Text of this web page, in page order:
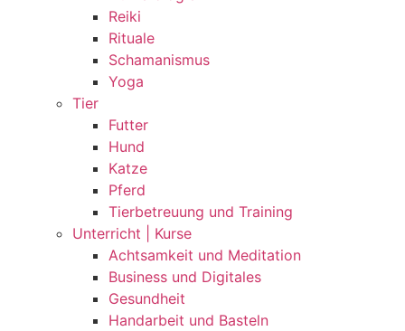
Reiki
Rituale
Schamanismus
Yoga
Tier
Futter
Hund
Katze
Pferd
Tierbetreuung und Training
Unterricht | Kurse
Achtsamkeit und Meditation
Business und Digitales
Gesundheit
Handarbeit und Basteln